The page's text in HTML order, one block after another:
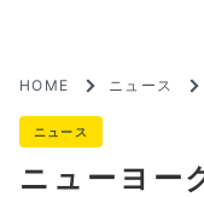
HOME ニュース
ニュース
ニューヨー